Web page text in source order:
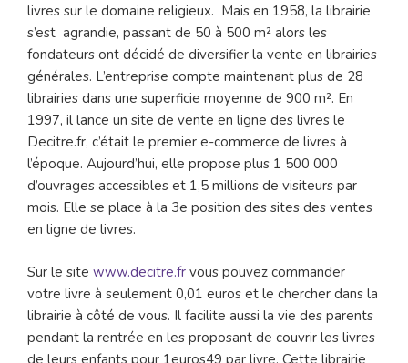
livres sur le domaine religieux. Mais en 1958, la librairie
s’est agrandie, passant de 50 à 500 m² alors les
fondateurs ont décidé de diversifier la vente en librairies
générales. L’entreprise compte maintenant plus de 28
librairies dans une superficie moyenne de 900 m². En
1997, il lance un site de vente en ligne des livres le
Decitre.fr, c’était le premier e-commerce de livres à
l’époque. Aujourd’hui, elle propose plus 1 500 000
d’ouvrages accessibles et 1,5 millions de visiteurs par
mois. Elle se place à la 3e position des sites des ventes
en ligne de livres.
Sur le site www.decitre.fr vous pouvez commander
votre livre à seulement 0,01 euros et le chercher dans la
librairie à côté de vous. Il facilite aussi la vie des parents
pendant la rentrée en les proposant de couvrir les livres
de leurs enfants pour 1euros49 par livre. Cette librairie